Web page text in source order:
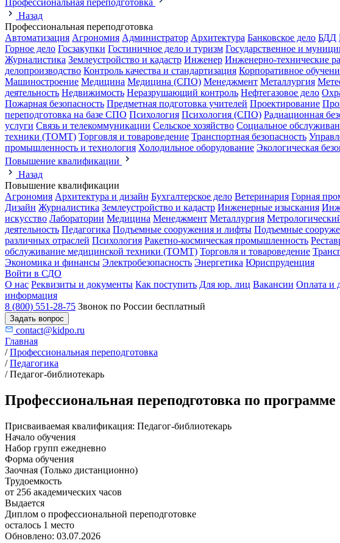
Профессиональная переподготовка
Назад
Профессиональная переподготовка
Автоматизация Агрономия Администратор Архитектура Банковское дело БДД
Горное дело Госзакупки Гостиничное дело и туризм Государственное и
Журналистика Землеустройство и кадастр Инженер Инженерно-технические
делопроизводство Контроль качества и стандартизация Корпоративное
Машиностроение Медицина Медицина (СПО) Менеджмент Металлургия
деятельность Недвижимость Неразрушающий контроль Нефтегазовое дело
Пожарная безопасность Предметная подготовка учителей Проектирование
переподготовка на базе СПО Психология Психология (СПО) Радиационная
услуги Связь и телекоммуникации Сельское хозяйство Социальное
техники (ТОМТ) Торговля и товароведение Транспортная безопасность
промышленность и технология Холодильное оборудование Экологическая
Повышение квалификации
Назад
Повышение квалификации
Агрономия Архитектура и дизайн Бухгалтерское дело Ветеринария Горная
Дизайн Журналистика Землеустройство и кадастр Инженерные изыскания
искусство Лаборатории Медицина Менеджмент Металлургия
деятельность Педагогика Подъемные сооружения и лифты Подъемные
различных отраслей Психология Ракетно-космическая промышленность
обслуживание медицинской техники (ТОМТ) Торговля и товароведение
Экономика и финансы Электробезопасность Энергетика Юриспруденция
Войти в СДО
О нас Реквизиты и документы Как поступить Для юр. лиц Вакансии Оплата и
информация
8 (800) 551-28-75 Звонок по России бесплатный
Задать вопрос
contact@kidpo.ru
Главная
/ Профессиональная переподготовка
/ Педагогика
/ Педагог-библиотекарь
Профессиональная переподготовка по
Присваиваемая квалификация: Педагог-библиотекарь
Начало обучения
Набор групп ежедневно
Форма обучения
Заочная (Только дистанционно)
Трудоемкость
от 256 академических часов
Выдается
Диплом о профессиональной переподготовке
осталось 1 место
Обновлено: 03.07.2026